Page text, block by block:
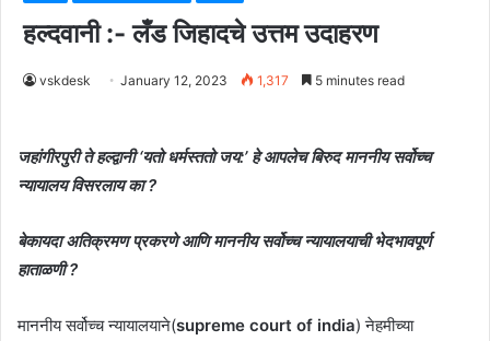
हल्दवानी :- लँड जिहादचे उत्तम उदाहरण
vskdesk January 12, 2023 1,317 5 minutes read
जहांगीरपुरी ते हल्द्वानी ‘यतो धर्मस्ततो जय:’ हे आपलेच बिरुद माननीय सर्वोच्च
न्यायालय विसरलाय का ?
बेकायदा अतिक्रमण प्रकरणे आणि माननीय सर्वोच्च न्यायालयाची भेदभावपूर्ण
हाताळणी ?
माननीय सर्वोच्च न्यायालयाने(supreme court of india) नेहमीच्या